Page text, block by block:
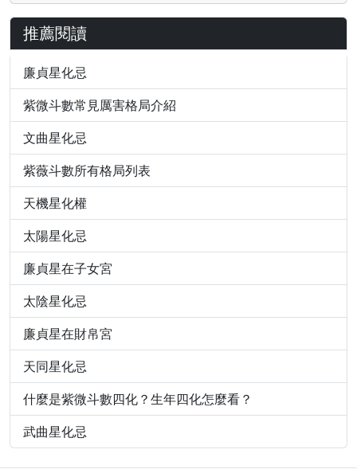
推薦閱讀
廉貞星化忌
紫微斗數常見厲害格局介紹
文曲星化忌
紫薇斗數所有格局列表
天機星化權
太陽星化忌
廉貞星在子女宮
太陰星化忌
廉貞星在財帛宮
天同星化忌
什麼是紫微斗數四化？生年四化怎麼看？
武曲星化忌